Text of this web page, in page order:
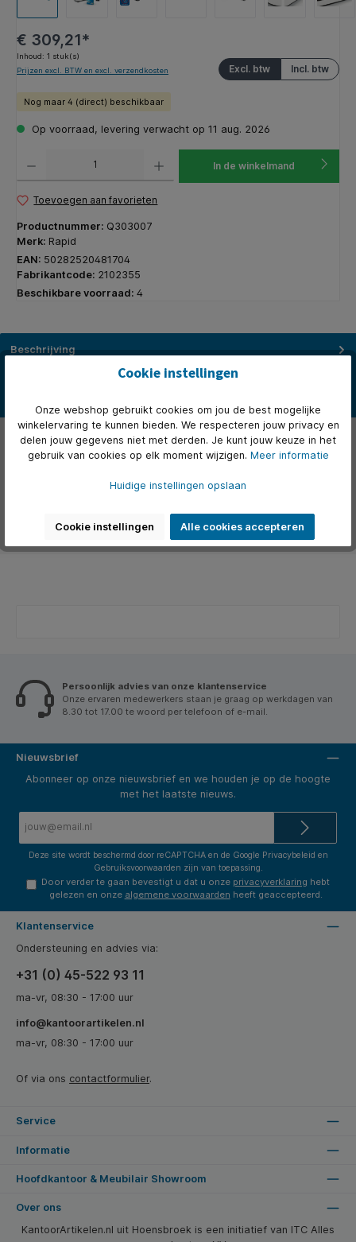
€ 309,21*
Inhoud: 1 stuk(s)
Incl. btw
Excl. btw
Prijzen excl. BTW en excl. verzendkosten
Nog maar 4 (direct) beschikbaar
Op voorraad, levering verwacht op 11 aug. 2026
In de winkelmand
Toevoegen aan favorieten
Productnummer: Q303007
Merk: Rapid
EAN: 50282520481704
Fabrikantcode: 2102355
Beschikbare voorraad: 4
Beschrijving
* De Optima 60E biedt krachtig en probleemloos nieten. *
Eigenschappen
Persoonlijk advies van onze klantenservice
Onze ervaren medewerkers staan je graag op werkdagen van
8.30 tot 17.00 te woord per telefoon of e-mail.
Nieuwsbrief
Abonneer op onze nieuwsbrief en we houden je op de hoogte
met het laatste nieuws.
Deze site wordt beschermd door reCAPTCHA en de Google Privacybeleid en
Gebruiksvoorwaarden zijn van toepassing.
Door verder te gaan bevestigt u dat u onze privacyverklaring hebt
gelezen en onze algemene voorwaarden heeft geaccepteerd.
Klantenservice
Ondersteuning en advies via:
+31 (0) 45-522 93 11
ma-vr, 08:30 - 17:00 uur
info@kantoorartikelen.nl
ma-vr, 08:30 - 17:00 uur
Of via ons contactformulier.
Service
Informatie
Hoofdkantoor & Meubilair Showroom
Over ons
KantoorArtikelen.nl uit Hoensbroek is een initiatief van ITC Alles
Cookie instellingen
Onze webshop gebruikt cookies om jou de best mogelijke
winkelervaring te kunnen bieden. We respecteren jouw privacy en
delen jouw gegevens niet met derden. Je kunt jouw keuze in het
gebruik van cookies op elk moment wijzigen. Meer informatie
Huidige instellingen opslaan
Cookie instellingen Alle cookies accepteren